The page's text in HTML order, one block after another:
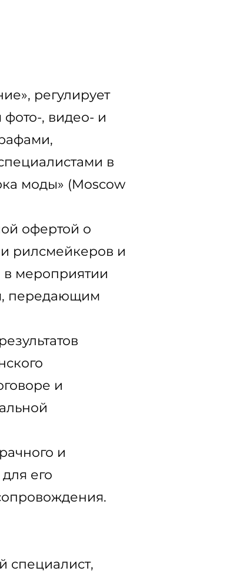
регулирует
, видео- и
в
моды» (Moscow
офертой о
рилсмейкеров и
в мероприятии
передающим
и
и
его
специалист,